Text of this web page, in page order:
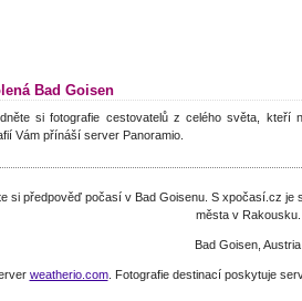
Bad Goisen
si fotografie cestovatelů z celého světa,
Vám přínáší server Panoramio.
si předpověď počasí v Bad Goisenu. S xpočasí.cz
města v Rakousku.
Bad Goisen, Austria
weatherio.com. Fotografie destinací poskytuje